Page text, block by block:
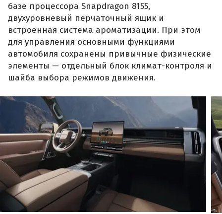
базе процессора Snapdragon 8155,
двухуровневый перчаточный ящик и
встроенная система ароматизации. При этом
для управления основными функциями
автомобиля сохранены привычные физические
элементы — отдельный блок климат-контроля и
шайба выбора режимов движения.